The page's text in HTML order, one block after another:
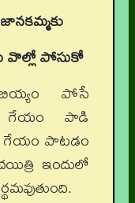
పోసుకో
పోసే
గేయం పాడి
గేయం పాటడం
ఇందులో